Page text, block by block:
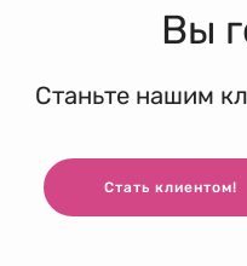
Вы
Станьте нашим
Стать клиентом!